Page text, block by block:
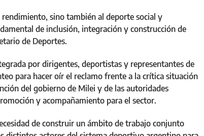
sino también al deporte social y
de inclusión, integración y construcción de
de Deportes.
por dirigentes, deportistas y representantes de
para hacer oír el reclamo frente a la crítica situación
del gobierno de Milei y de las autoridades
y acompañamiento para el sector.
de construir un ámbito de trabajo conjunto